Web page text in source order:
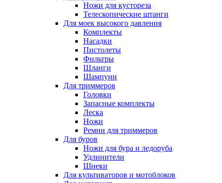
Ножи для кустореза
Телескопические штанги
Для моек высокого давления
Комплекты
Насадки
Пистолеты
Фильтры
Шланги
Шампуни
Для триммеров
Головки
Запасные комплекты
Леска
Ножи
Ремни для триммеров
Для буров
Ножи для бура и ледоруба
Удлинители
Шнеки
Для культиваторов и мотоблоков